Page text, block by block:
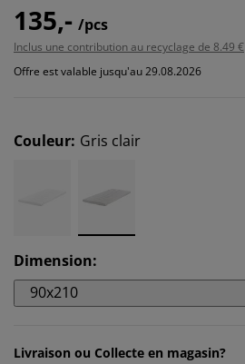
135,- /pcs
Inclus une contribution au recyclage de 8.49 €
Offre est valable jusqu'au 29.08.2026
Couleur: Gris clair
Dimension:
90x210
Livraison ou Collecte en magasin?